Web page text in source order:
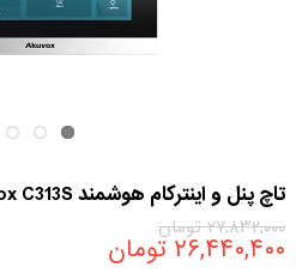
تاچ پنل و اینترکام هوشمند Akuvox C313S
۲۷,۸۳۲,۰۰۰ تومان
۲۶,۴۴۰,۴۰۰ تومان